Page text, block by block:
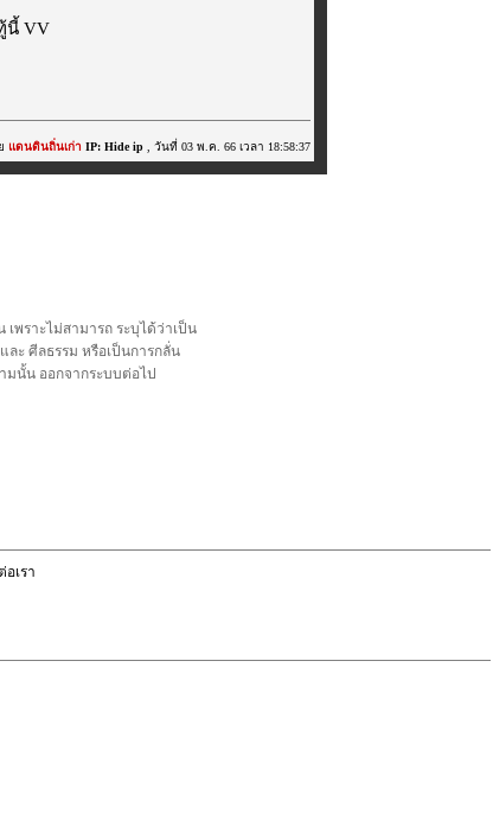
นี้ VV
แดนดินถิ่นเก่า IP: Hide ip , วันที่ 03 พ.ค. 66 เวลา 18:58:37
พราะไม่สามารถ ระบุได้ว่าเป็น
ะ ศีลธรรม หรือเป็นการกลั่น
มนั้น ออกจากระบบต่อไป
เรา